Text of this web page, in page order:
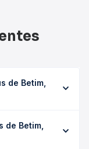
de Betim,
variar
de Betim,